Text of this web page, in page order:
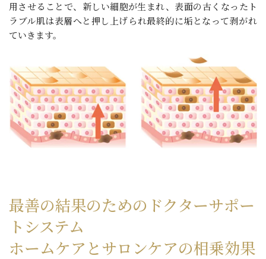
用させることで、新しい細胞が生まれ、表面の古くなったト
ラブル肌は表層へと押し上げられ最終的に垢となって剥がれ
ていきます。
最善の結果のためのドクターサポー
トシステム
ホームケアとサロンケアの相乗効果